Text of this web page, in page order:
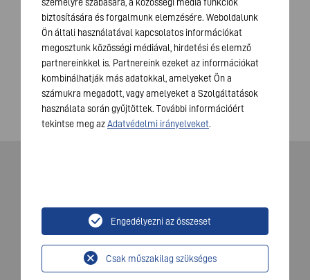
PASSWORD
Login
© 2026 VARTA AG. Minden jog fenntartva..
Impresszum
Adatvédelem
biztosítására és forgalmunk elemzésére. Weboldalunk
Ön általi használatával kapcsolatos információkat
megosztunk közösségi médiával, hirdetési és elemző
partnereinkkel is. Partnereink ezeket az információkat
kombinálhatják más adatokkal, amelyeket Ön a
számukra megadott, vagy amelyeket a Szolgáltatások
használata során gyűjtöttek. További információért
tekintse meg azAdatvédelmi irányelveket.
Csak műszakilag szükséges
Engedélyezni az összeset